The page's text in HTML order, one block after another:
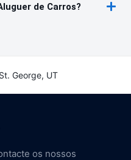
de Carros?
St. George, UT
os nossos